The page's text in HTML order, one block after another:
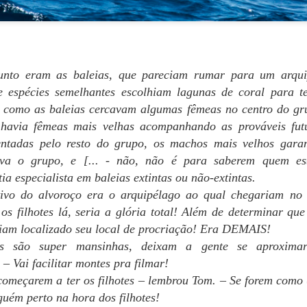
eram as baleias, que pareciam rumar para um
espécies semelhantes escolhiam lagunas de coral para
as baleias cercavam algumas fêmeas no centro do
fêmeas mais velhas acompanhando as prováveis
pelo resto do grupo, os machos mais velhos
o grupo, e [... - não, não é para saberem quem
especialista em baleias extintas ou não-extintas.
do alvoroço era o arquipélago ao qual chegariam no
os filhotes lá, seria a glória total! Além de determinar
localizado seu local de procriação! Era DEMAIS!
são super mansinhas, deixam a gente se
– Vai facilitar montes pra filmar!
a ter os filhotes – lembrou Tom. – Se forem
perto na hora dos filhotes!
MAY
31
PRESENTE FINAL
Este é o link.
Como sugestão, acho que seria
interessante começarem por
aquela velha recomendação, o
começo. A leitura engrena melhor.
Para a turma da curiosidade
desenfreada, o PRESENTE
NÚMERO 17 é o final do capítulo
13. Como são 44 capítulos no
total, ainda há uma boa leitura à
frente.
MAY
25
PRESENTE NÚMERO
estiver disponível!
A 1-5-0 SAIU DO GINÁSIO junta,
conversando e comentando a
estreia inesquecível em Educação
Física. Kate enganchou no braço
de Ali e convidou-o para um
passeio pelo centro comercial
antes do jantar, como tinha feito
com Joe. Ele olhou para Peggy,
que sorriu.
– Não se preocupe comigo, vou
fazer a dissertação de
Astrociências.
PRESENTE NÚMERO 15
Bom, gente, ainda não foi nessa semana... Espero finalizar tudo
em poucos dias, e Consequências estará na Amazon.
LADO DE FORA, a expectativa era grande e os comentários eram
que nem Françoise conseguia ouvir o que eles estavam dizendo
cozinha.
fundo e não se atrevam a começar um show – avisou Pam
irmãos. – Kate e Joe passaram um dia inteiro em função disso e
teve um só nariz torcido! Por que ela pode e Peggy não? Estou de
em uma semana.
PRESENTE NÚMERO 14
Boa noite, tripulação!